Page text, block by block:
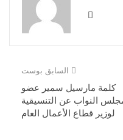
السابق بوست
كلمة مارسيل سمير عضو
النواب عن التنسيقية
لوزير قطاع الأعمال العام